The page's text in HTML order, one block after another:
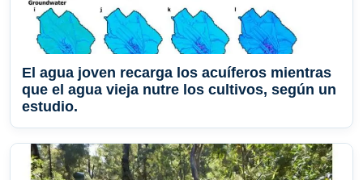
El agua joven recarga los acuíferos mientras
que el agua vieja nutre los cultivos, según un
estudio.